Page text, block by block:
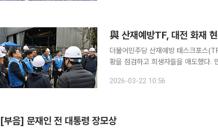
與 산재예방TF, 대전 화재
더불어민주당 산재예방 태스크포스
황을 점검하고 희생자들을 애도했다. 민주당 산재예방 TF는 이날 오전 대전 대덕구 화재 사고 현장
주영 산재에방TF 단장과 박해철 간사,
2026-03-22 10:56
[부음] 문재인 전 대통령 장모상